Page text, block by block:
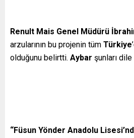
Renult Mais Genel Müdürü
arzularının bu projenin tüm Türkiye
olduğunu belirtti. Aybar şunları
“Füsun Yönder Anadolu